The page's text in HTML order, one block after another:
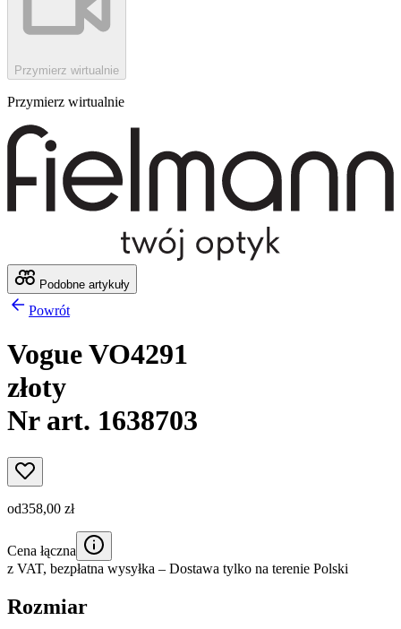
Przymierz wirtualnie
Przymierz wirtualnie
Podobne artykuły
Powrót
Vogue VO4291
złoty
Nr art. 1638703
od358,00 zł
Cena łączna
z VAT, bezpłatna wysyłka – Dostawa tylko na terenie Polski
Rozmiar